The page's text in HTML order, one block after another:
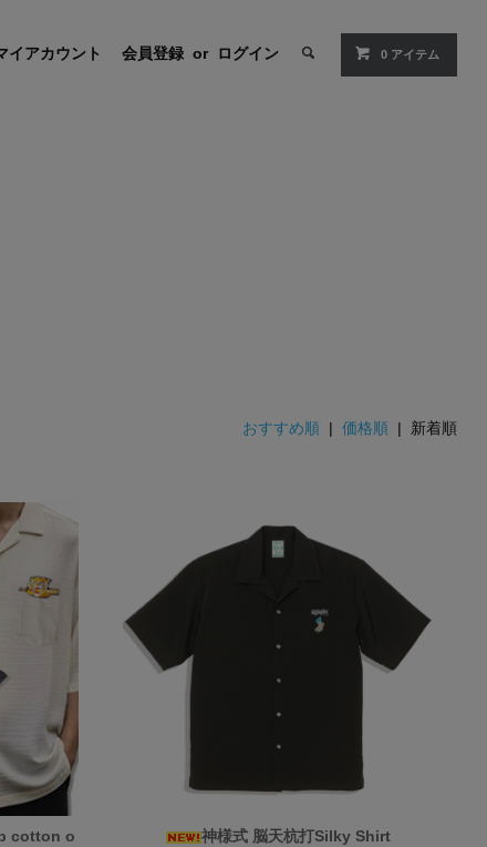
イアカウント 会員登録 or ログイン 0 アイテム
おすすめ順 |価格順 | 新着順
cotton o
神様式 脳天杭打Silky Shirt